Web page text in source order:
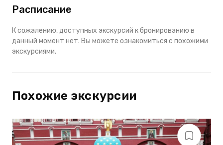
Расписание
К сожалению, доступных экскурсий к бронированию в
данный момент нет. Вы можете ознакомиться с похожими
экскурсиями.
Похожие экскурсии